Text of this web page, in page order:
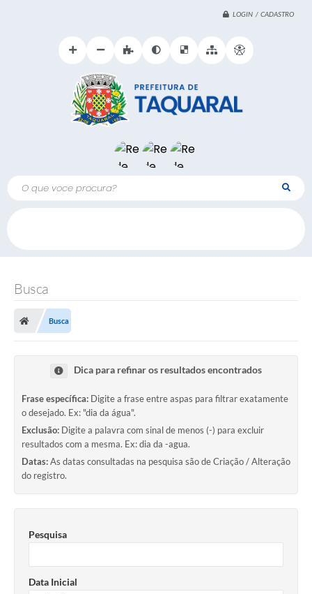
LOGIN / CADASTRO
O que voce procura?
Busca
Busca
Dica para refinar os resultados encontrados
Frase específica: Digite a frase entre aspas para filtrar exatamente
o desejado. Ex: "dia da água".
Exclusão: Digite a palavra com sinal de menos (-) para excluir
resultados com a mesma. Ex: dia da -agua.
Datas:As datas consultadas na pesquisa são de Criação / Alteração
do registro.
Pesquisa
Data Inicial